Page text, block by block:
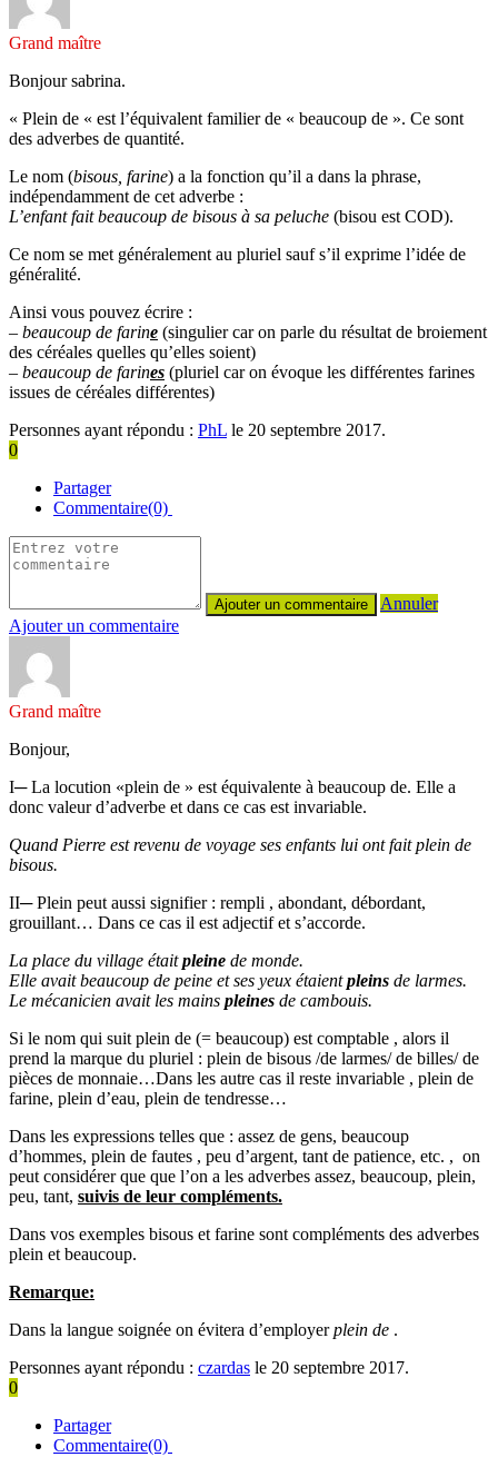
Grand maître
Bonjour sabrina.
« Plein de « est l’équivalent familier de « beaucoup de ». Ce sont
des adverbes de quantité.
Le nom (bisous, farine) a la fonction qu’il a dans la phrase,
indépendamment de cet adverbe :
L’enfant fait beaucoup de bisous à sa peluche (bisou est COD).
Ce nom se met généralement au pluriel sauf s’il exprime l’idée de
généralité.
Ainsi vous pouvez écrire :
– beaucoup de farine (singulier car on parle du résultat de broiement
des céréales quelles qu’elles soient)
– beaucoup de farines (pluriel car on évoque les différentes farines
issues de céréales différentes)
Personnes ayant répondu : PhL le 20 septembre 2017.
0
Partager
Commentaire(0)
Annuler
Ajouter un commentaire
Grand maître
Bonjour,
I─ La locution «plein de » est équivalente à beaucoup de. Elle a
donc valeur d’adverbe et dans ce cas est invariable.
Quand Pierre est revenu de voyage ses enfants lui ont fait plein de
bisous.
II─ Plein peut aussi signifier : rempli , abondant, débordant,
grouillant… Dans ce cas il est adjectif et s’accorde.
La place du village étaitpleine de monde.
Elle avait beaucoup de peine et ses yeux étaientpleins de larmes.
Le mécanicien avait les mains pleines de cambouis.
Si le nom qui suit plein de (= beaucoup) est comptable , alors il
prend la marque du pluriel : plein de bisous /de larmes/ de billes/ de
pièces de monnaie…Dans les autre cas il reste invariable , plein de
farine, plein d’eau, plein de tendresse…
Dans les expressions telles que : assez de gens, beaucoup
d’hommes, plein de fautes , peu d’argent, tant de patience, etc. , on
peut considérer que que l’on a les adverbes assez, beaucoup, plein,
peu, tant, suivis de leur compléments.
Dans vos exemples bisous et farine sont compléments des adverbes
plein et beaucoup.
Remarque:
Dans la langue soignée on évitera d’employerplein de .
Personnes ayant répondu : czardas le 20 septembre 2017.
0
Partager
Commentaire(0)